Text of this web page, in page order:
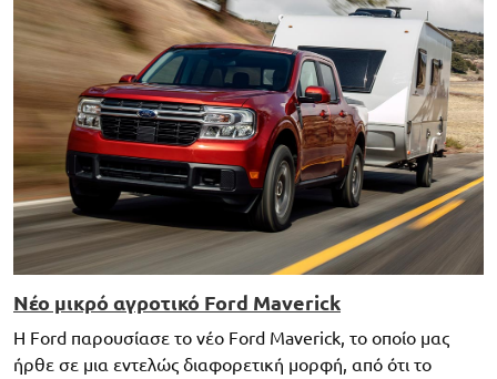
Νέο μικρό αγροτικό Ford Maverick
H Ford παρουσίασε το νέο Ford Maverick, το οποίο μας
ήρθε σε μια εντελώς διαφορετική μορφή, από ότι το